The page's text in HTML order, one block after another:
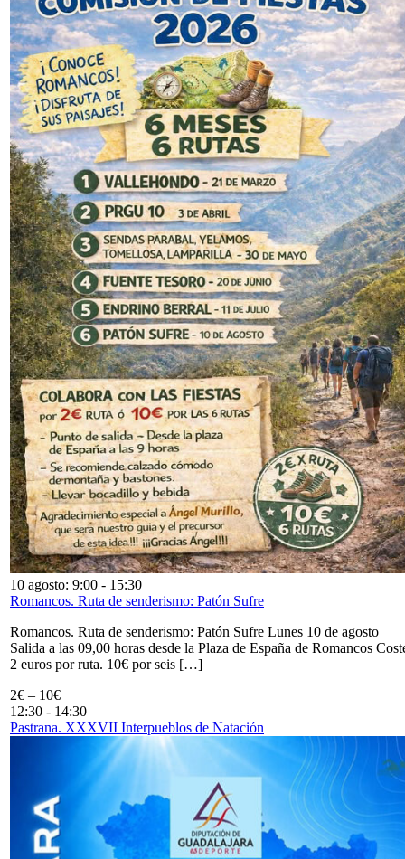
10 agosto: 9:00 - 15:30
Romancos. Ruta de senderismo: Patón Sufre
Romancos. Ruta de senderismo: Patón Sufre Lunes 10 de agosto
Salida a las 09,00 horas desde la Plaza de España de Romancos
2 euros por ruta. 10€ por seis […]
2€ – 10€
12:30 - 14:30
Pastrana. XXXVII Interpueblos de Natación